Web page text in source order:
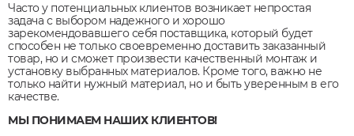
Часто у потенциальных клиентов возникает непростая
задача с выбором надежного и хорошо
зарекомендовавшего себя поставщика, который будет
способен не только своевременно доставить заказанный
товар, но и сможет произвести качественный монтаж и
установку выбранных материалов. Кроме того, важно не
только найти нужный материал, но и быть уверенным в его
качестве.
МЫ ПОНИМАЕМ НАШИХ КЛИЕНТОВ!